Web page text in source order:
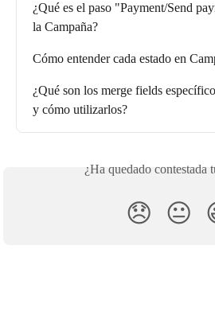
¿Qué es el paso "Payment/Send
la Campaña?
Cómo entender cada estado en
¿Qué son los merge fields
y cómo utilizarlos?
¿Ha quedado contestada
😞 😐